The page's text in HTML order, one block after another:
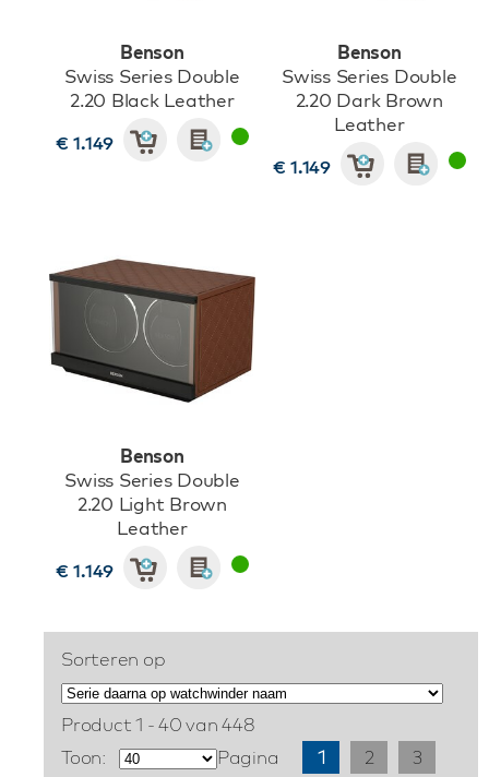
Benson
Swiss Series Double
2.20 Black Leather
€ 1.149
Benson
Swiss Series Double
2.20 Dark Brown
Leather
€ 1.149
Benson
Swiss Series Double
2.20 Light Brown
Leather
€ 1.149
Sorteren op
Product 1 - 40 van 448
Toon:
Pagina 1 2 3